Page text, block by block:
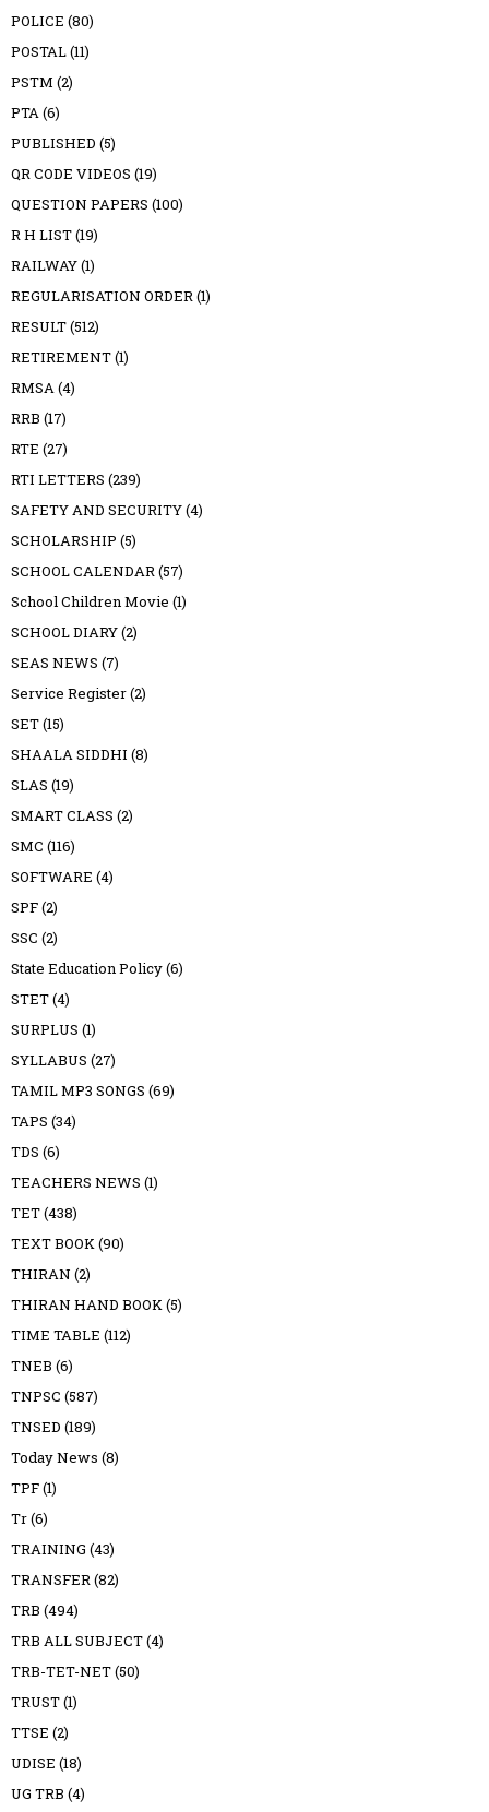
POLICE (80)
POSTAL(11)
PSTM (2)
PTA(6)
PUBLISHED (5)
QR CODE VIDEOS (19)
QUESTION PAPERS (100)
R H LIST(19)
RAILWAY(1)
REGULARISATION ORDER(1)
RESULT(512)
RETIREMENT(1)
RMSA(4)
RRB (17)
RTE (27)
RTI LETTERS (239)
SAFETY AND SECURITY(4)
SCHOLARSHIP (5)
SCHOOL CALENDAR(57)
School Children Movie (1)
SCHOOL DIARY(2)
SEAS NEWS (7)
Service Register(2)
SET(15)
SHAALA SIDDHI (8)
SLAS (19)
SMART CLASS (2)
SMC (116)
SOFTWARE (4)
SPF(2)
SSC (2)
State Education Policy(6)
STET(4)
SURPLUS (1)
SYLLABUS (27)
TAMIL MP3 SONGS (69)
TAPS (34)
TDS (6)
TEACHERS NEWS (1)
TET(438)
TEXT BOOK(90)
THIRAN (2)
THIRAN HAND BOOK(5)
TIME TABLE (112)
TNEB (6)
TNPSC (587)
TNSED (189)
Today News (8)
TPF(1)
Tr(6)
TRAINING (43)
TRANSFER(82)
TRB (494)
TRB ALL SUBJECT(4)
TRB-TET-NET(50)
TRUST(1)
TTSE (2)
UDISE (18)
UG TRB (4)